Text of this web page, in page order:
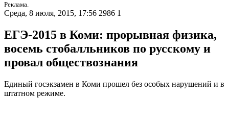
Реклама.
Среда, 8 июля, 2015, 17:56 2986 1
ЕГЭ-2015 в Коми: прорывная физика,
восемь стобалльников по русскому и
провал обществознания
Единый госэкзамен в Коми прошел без особых нарушений и в
штатном режиме.